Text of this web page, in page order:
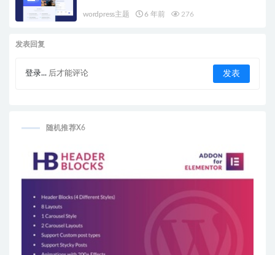
wordpress主题 6 年前 276
发表回复
登录... 后才能评论
随机推荐X6